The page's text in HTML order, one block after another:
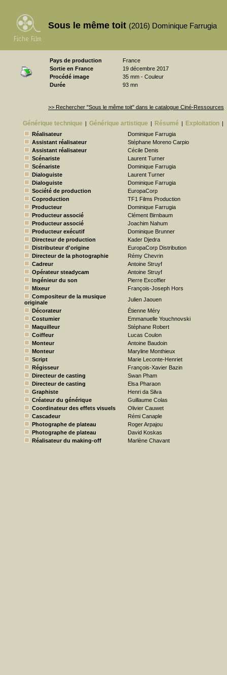
Sous le même toit (2016) Dominique Farrugia
Pays de production
France
Sortie en France
19 décembre 2017
Procédé image
35 mm - Couleur
Durée
93 mn
>> Rechercher "Sous le même toit" dans le catalogue Ciné-Ressources
Générique technique | Générique artistique | Résumé | Exploitation |
Réalisateur
Dominique Farrugia
Assistant réalisateur
Stéphane Moreno Carpio
Assistant réalisateur
Cécile Denis
Scénariste
Laurent Turner
Scénariste
Dominique Farrugia
Dialoguiste
Laurent Turner
Dialoguiste
Dominique Farrugia
Société de production
EuropaCorp
Coproduction
TF1 Films Production
Producteur
Dominique Farrugia
Producteur associé
Clément Birnbaum
Producteur associé
Joachim Nahum
Producteur exécutif
Dominique Brunner
Directeur de production
Kader Djedra
Distributeur d'origine
EuropaCorp Distribution
Directeur de la photographie
Rémy Chevrin
Cadreur
Antoine Struyf
Opérateur steadycam
Antoine Struyf
Ingénieur du son
Pierre Excoffier
Mixeur
François-Joseph Hors
Compositeur de la musique
originale
Julien Jaouen
Décorateur
Étienne Méry
Costumier
Emmanuelle Youchnovski
Maquilleur
Stéphane Robert
Coiffeur
Lucas Coulon
Monteur
Antoine Baudoin
Monteur
Maryline Monthieux
Script
Marie Leconte-Henriet
Régisseur
François-Xavier Bazin
Directeur de casting
Swan Pham
Directeur de casting
Elsa Pharaon
Graphiste
Henri da Silva
Créateur du générique
Guillaume Colas
Coordinateur des effets visuels
Olivier Cauwet
Cascadeur
Rémi Canaple
Photographe de plateau
Roger Arpajou
Photographe de plateau
David Koskas
Réalisateur du making-off
Marlène Chavant